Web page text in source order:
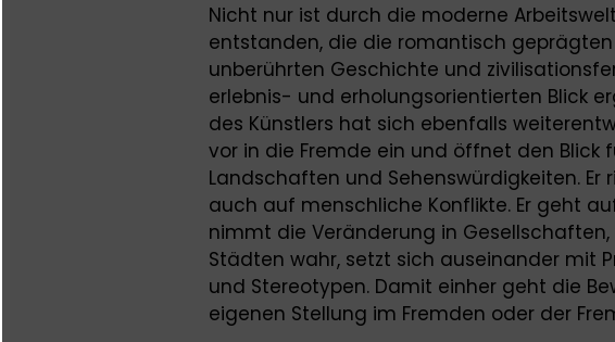
Nicht nur ist durch die moderne
entstanden, die die romantisch
unberührten Geschichte und
erlebnis- und erholungsorientierten Blick
des Künstlers hat sich ebenfalls
vor in die Fremde ein und öffnet den Blick
Landschaften und Sehenswürdigkeiten. Er
auch auf menschliche Konflikte. Er geht
nimmt die Veränderung in
Städten wahr, setzt sich auseinander mit
und Stereotypen. Damit einher geht die
eigenen Stellung im Fremden oder der